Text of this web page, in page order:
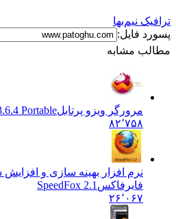
نیم‌بها
فایل:
مشابه
مرورگر ویزو پرتابل 3.6.4 Portable
۸۲٬۷۵۸
نرم افزار بهینه سازی و افزایش
فایرفاکسSpeedFox 2.1
۲۶٬۰۶۷